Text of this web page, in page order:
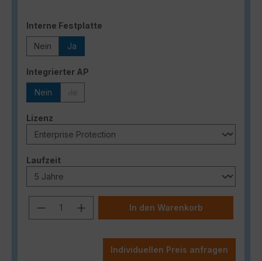
Interne Festplatte
Nein Ja
Integrierter AP
Nein
Lizenz
Laufzeitauswählen
Produkt Anzahl: Gib den
In den Warenkorb
Individuellen Preis anfragen